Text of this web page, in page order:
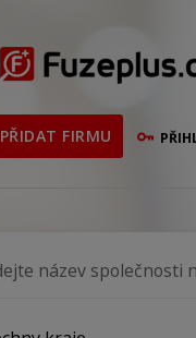
PŘIDAT FIRMU